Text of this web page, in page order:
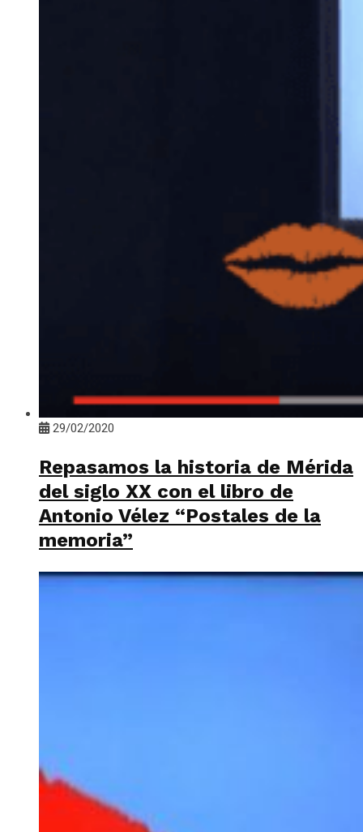
29/02/2020
Repasamos la historia de Mérida
del siglo XX con el libro de
Antonio Vélez “Postales de la
memoria”